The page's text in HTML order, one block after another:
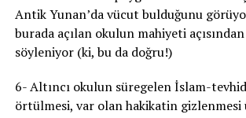
Antik Yunan’da vücut bulduğunu
burada açılan okulun mahiyeti
söyleniyor (ki, bu da doğru!)
6- Altıncı okulun süregelen İslam-
örtülmesi, var olan hakikatin gizlenmesi